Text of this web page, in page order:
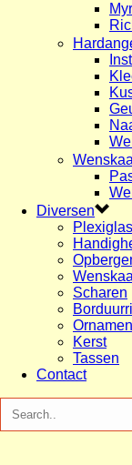
Diversen
Plexiglas
Scharen
Kerst
Tassen
Contact